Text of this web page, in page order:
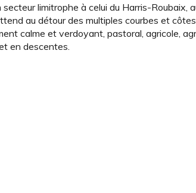
limitrophe à celui du Harris-Roubaix,
au détour des multiples courbes et
calme et verdoyant, pastoral, agricole,
en descentes.